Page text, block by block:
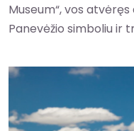
Museum“, vos
Panevėžio simboliu ir